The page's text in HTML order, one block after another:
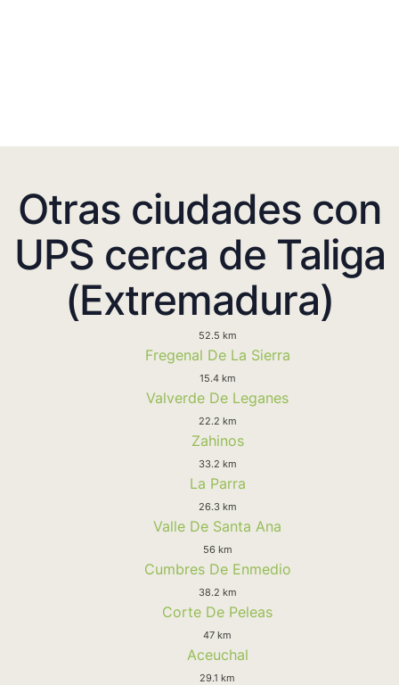
Otras ciudades con
UPS cerca de Taliga
(Extremadura)
52.5 km
Fregenal De La Sierra
15.4 km
Valverde De Leganes
22.2 km
Zahinos
33.2 km
La Parra
26.3 km
Valle De Santa Ana
56 km
Cumbres De Enmedio
38.2 km
Corte De Peleas
47 km
Aceuchal
29.1 km